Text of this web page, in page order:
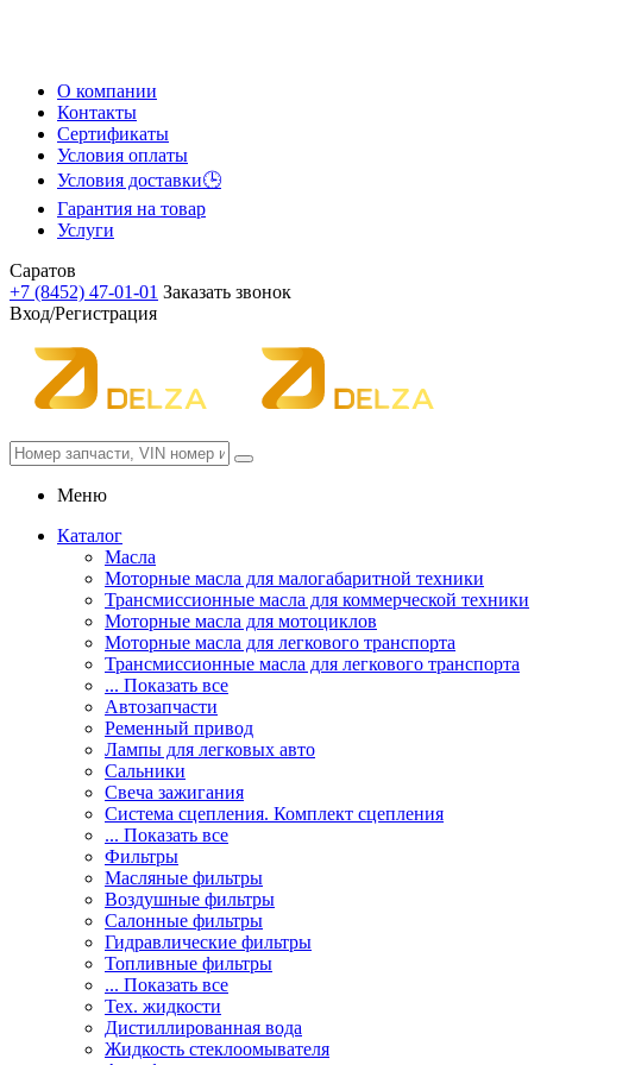
О компании
Контакты
Сертификаты
Условия оплаты
Условия доставки🕒
Гарантия на товар
Услуги
Саратов
+7 (8452) 47-01-01 Заказать звонок
Вход/Регистрация
Меню
Каталог
Масла
Моторные масла для малогабаритной техники
Трансмиссионные масла для коммерческой техники
Моторные масла для мотоциклов
Моторные масла для легкового транспорта
Трансмиссионные масла для легкового транспорта
... Показать все
Автозапчасти
Ременный привод
Лампы для легковых авто
Сальники
Свеча зажигания
Система сцепления. Комплект сцепления
... Показать все
Фильтры
Масляные фильтры
Воздушные фильтры
Салонные фильтры
Гидравлические фильтры
Топливные фильтры
... Показать все
Тех. жидкости
Дистиллированная вода
Жидкость стеклоомывателя